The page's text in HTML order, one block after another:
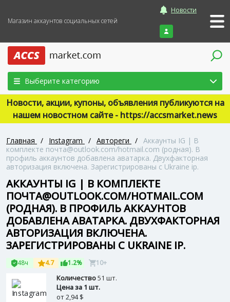
Магазин аккаунтов социальных сетей
Новости
Войти
Выберите категорию
Новости, акции, купоны, объявления публикуются на
нашем новостном сайте - https://accsmarket.news
Главная / Instagram / Автореги / Аккаунты IG | В
комплекте почта@outlook.com/hotmail.com (родная). В
профиль аккаунтов добавлена аватарка. Двухфакторная
авторизация включена. Зарегистрированы с Ukraine ip.
АККАУНТЫ IG | В КОМПЛЕКТЕ
ПОЧТА@OUTLOOK.COM/HOTMAIL.COM
(РОДНАЯ). В ПРОФИЛЬ АККАУНТОВ
ДОБАВЛЕНА АВАТАРКА. ДВУХФАКТОРНАЯ
АВТОРИЗАЦИЯ ВКЛЮЧЕНА.
ЗАРЕГИСТРИРОВАНЫ С UKRAINE IP.
48ч 4.7 1.2% 10+
Количество51 шт.
Цена за 1 шт.
от2,94 $